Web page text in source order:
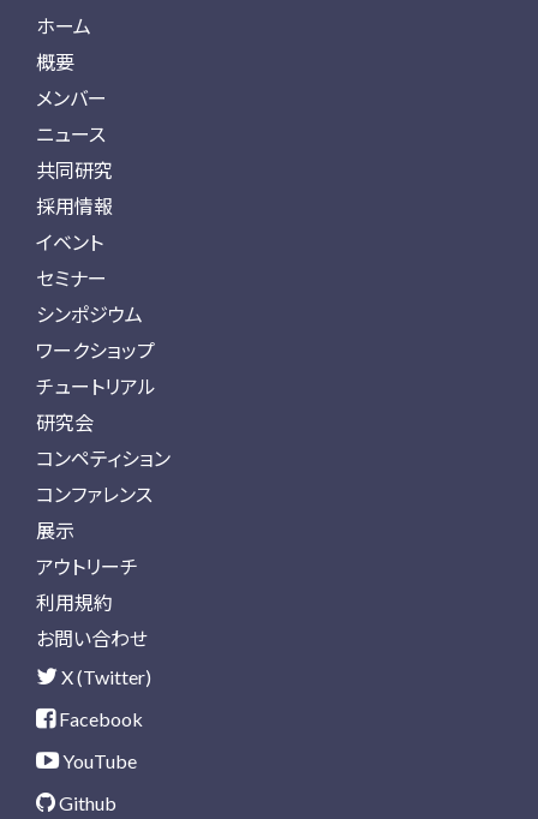
ホーム
概要
メンバー
ニュース
共同研究
採用情報
イベント
セミナー
シンポジウム
ワークショップ
チュートリアル
研究会
コンペティション
コンファレンス
展示
アウトリーチ
利用規約
お問い合わせ
X (Twitter)
Facebook
YouTube
Github